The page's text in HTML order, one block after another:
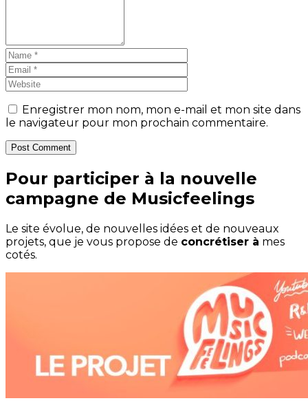
Enregistrer mon nom, mon e-mail et mon site dans
le navigateur pour mon prochain commentaire.
Post Comment
Pour participer à la nouvelle
campagne de Musicfeelings
Le site évolue, de nouvelles idées et de nouveaux
projets, que je vous propose de concrétiser à mes
cotés.